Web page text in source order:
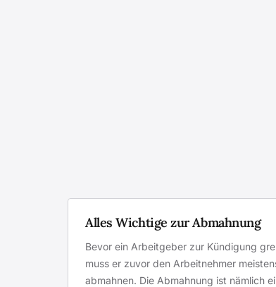
Alles Wichtige zur Abmahnung
Bevor ein Arbeitgeber zur Kündigung
muss er zuvor den Arbeitnehmer
abmahnen. Die Abmahnung ist nämlich